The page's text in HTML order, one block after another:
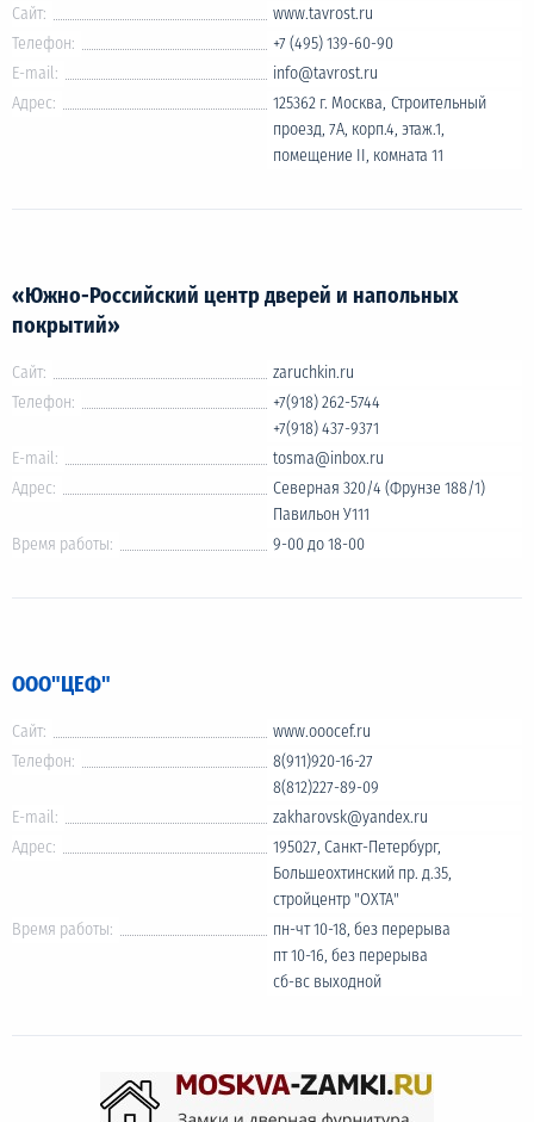
Сайт:
www.tavrost.ru
Телефон:
+7 (495) 139-60-90
E-mail:
info@tavrost.ru
Адрес:
125362 г. Москва, Строительный
проезд, 7А, корп.4, этаж.1,
помещение II, комната 11
«Южно-Российский центр дверей и напольных
покрытий»
Сайт:
zaruchkin.ru
Телефон:
+7(918) 262-5744
+7(918) 437-9371
E-mail:
tosma@inbox.ru
Адрес:
Северная 320/4 (Фрунзе 188/1)
Павильон У111
Время работы:
9-00 до 18-00
ООО"ЦЕФ"
Сайт:
www.ooocef.ru
Телефон:
8(911)920-16-27
8(812)227-89-09
E-mail:
zakharovsk@yandex.ru
Адрес:
195027, Санкт-Петербург,
Большеохтинский пр. д.35,
стройцентр "ОХТА"
Время работы:
пн-чт 10-18, без перерыва
пт 10-16, без перерыва
сб-вс выходной